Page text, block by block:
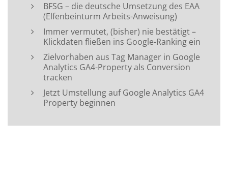
BFSG – die deutsche Umsetzung des EAA
(Elfenbeinturm Arbeits-Anweisung)
Immer vermutet, (bisher) nie bestätigt –
Klickdaten fließen ins Google-Ranking ein
Zielvorhaben aus Tag Manager in Google
Analytics GA4-Property als Conversion
tracken
Jetzt Umstellung auf Google Analytics GA4
Property beginnen